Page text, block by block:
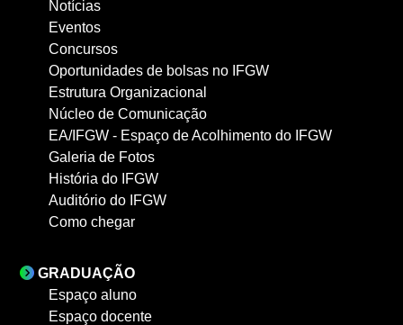
Notícias
Eventos
Concursos
Oportunidades de bolsas no IFGW
Estrutura Organizacional
Núcleo de Comunicação
EA/IFGW - Espaço de Acolhimento do IFGW
Galeria de Fotos
História do IFGW
Auditório do IFGW
Como chegar
GRADUAÇÃO
Espaço aluno
Espaço docente